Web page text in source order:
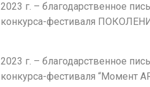
2023 г. – благодарственное
конкурса-фестиваля
2023 г. – благодарственное
конкурса-фестиваля “Момент